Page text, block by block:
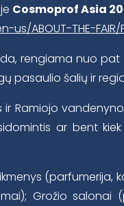
Cosmoprof Asia
ABOUT-THE-FAIR/
rengiama nuo
šalių ir
Ramiojo
ar bent
(parfumerija,
Grožio